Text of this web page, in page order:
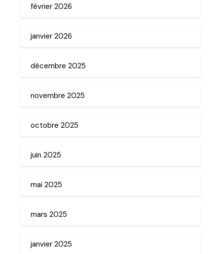
février 2026
janvier 2026
décembre 2025
novembre 2025
octobre 2025
juin 2025
mai 2025
mars 2025
janvier 2025